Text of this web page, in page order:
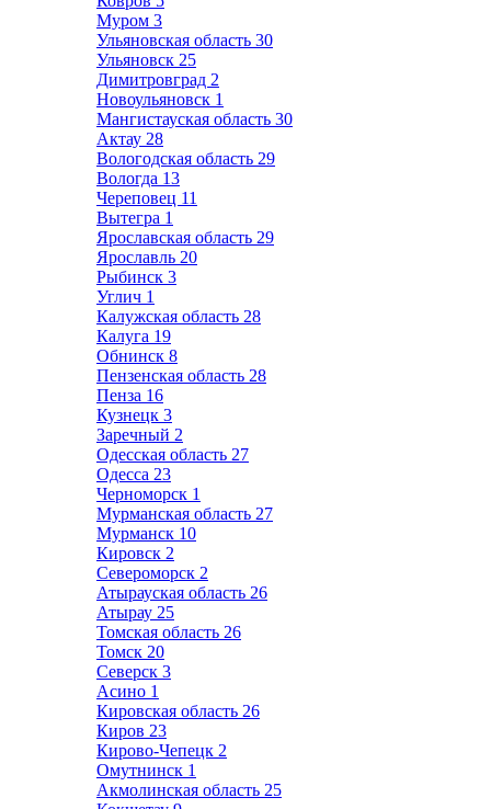
Муром 3
Ульяновская область 30
Ульяновск 25
Димитровград 2
Новоульяновск 1
Мангистауская область 30
Актау 28
Вологодская область 29
Вологда 13
Череповец 11
Вытегра 1
Ярославская область 29
Ярославль 20
Рыбинск 3
Углич 1
Калужская область 28
Калуга 19
Обнинск 8
Пензенская область 28
Пенза 16
Кузнецк 3
Заречный 2
Одесская область 27
Одесса 23
Черноморск 1
Мурманская область 27
Мурманск 10
Кировск 2
Североморск 2
Атырауская область 26
Атырау 25
Томская область 26
Томск 20
Северск 3
Асино 1
Кировская область 26
Киров 23
Кирово-Чепецк 2
Омутнинск 1
Акмолинская область 25